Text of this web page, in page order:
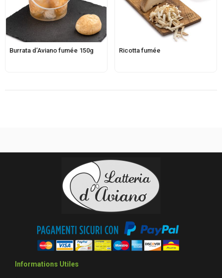
Burrata d’Aviano fumée 150g Ricotta fumée
Informations Utiles